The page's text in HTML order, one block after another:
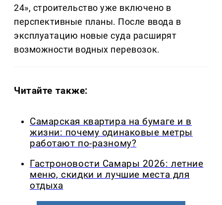
24», строительство уже включено в
перспективные планы. После ввода в
эксплуатацию новые суда расширят
возможности водных перевозок.
Читайте также:
Самарская квартира на бумаге и в
жизни: почему одинаковые метры
работают по-разному?
Гастроновости Самары 2026: летние
меню, скидки и лучшие места для
отдыха